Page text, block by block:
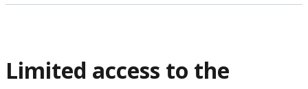
Limited access to the